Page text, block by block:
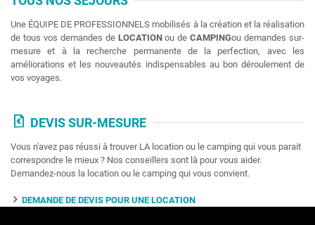
Une ÉQUIPE DE PROFESSIONNELS mobilisés à la création et la réalisation
de tous vos demandes de LOCATIONou de CAMPINGou demandes sur-
mesure et à la recherche permanente de la perfection, avec les
améliorations et les nouveautés indispensables au bon déroulement de
vos voyages.
DEVIS SUR-MESURE
Vous n'avez pas réussi à trouver LA location ou le camping qui vous parait
correspondre le mieux ? Nos conseillers sont là pour vous aider.
Demandez-nous la location ou le camping qui vous convient.
DEMANDE DE DEVIS POUR UNE LOCATION